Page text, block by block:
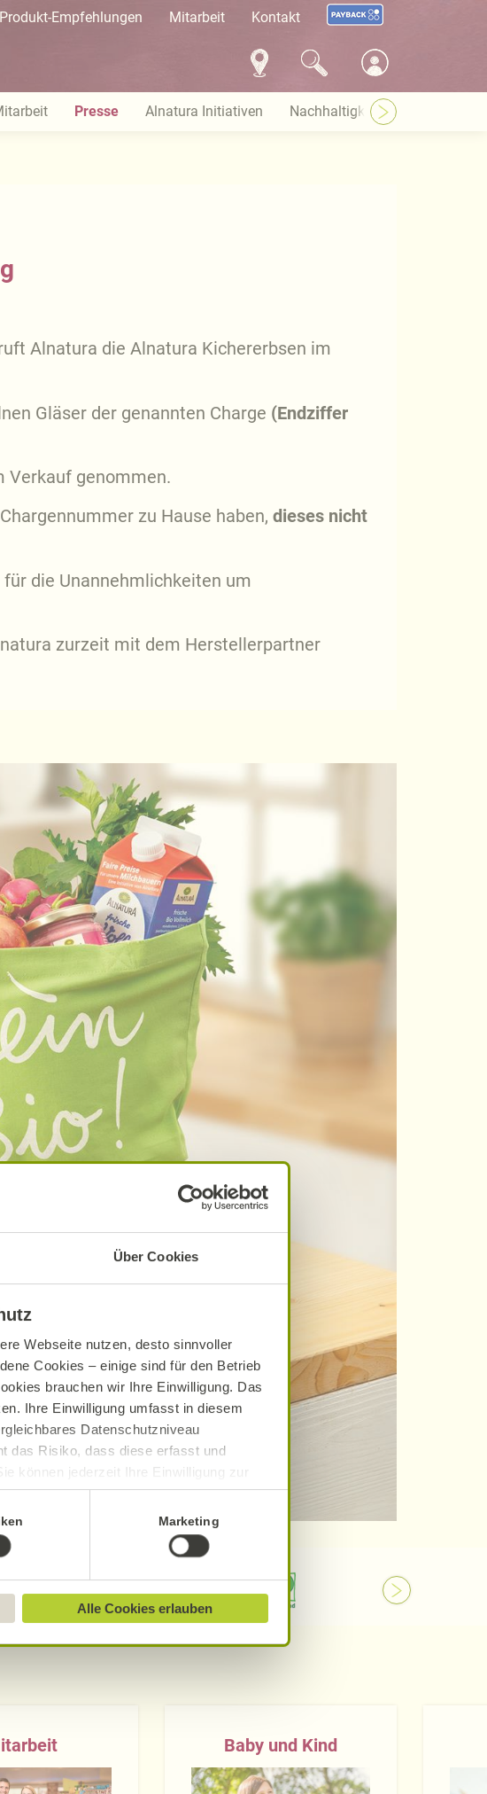
Über Cookies
Webseite nutzen, desto sinnvoller
Cookies – einige sind für den Betrieb
brauchen wir Ihre Einwilligung. Das
Ihre Einwilligung umfasst in diesem
Datenschutzniveau
das Risiko, dass diese erfasst und
können jederzeit Ihre Einwilligung zur
Informationen finden Sie in unserer
Marketing
Alle Cookies erlauben
Produkt-Empfehlungen Mitarbeit Kontakt
Presse Alnatura Initiativen Nachhaltigkeit bei Alnatura
Alnatura die Alnatura Kichererbsen im
Gläser der genannten Charge (Endziffer
Verkauf genommen.
zu Hause haben, dieses nicht
die Unannehmlichkeiten um
zurzeit mit dem Herstellerpartner
Baby und Kind